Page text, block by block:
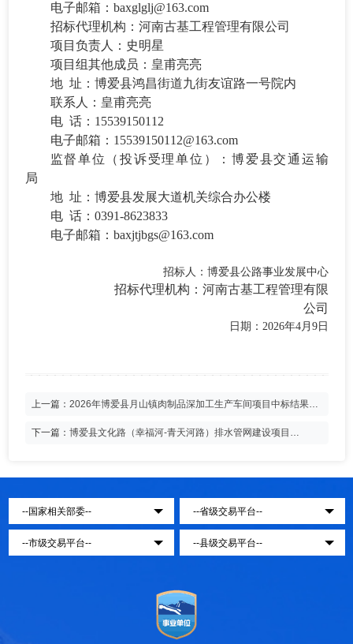
电子邮箱： baxglglj@163.com
招标代理机构：河南古基工程管理有限公司
项目负责人：史明星
项目组其他成员：皇甫亮亮
地 址：博爱县鸿昌街道九街友谊路一号院内
联系人：皇甫亮亮
电 话： 15539150112
电子邮箱： 15539150112@163.com
监督单位（投诉受理单位）
：博爱县交通运输
局
地 址：博爱县发展大道机关综合办公楼
电 话： 0391-8623833
电子邮箱： baxjtjbgs@163.com
招标人：博爱县公路事业发展中心
招标代理机构： 河南古基工程管理有限
公司
日期： 2026年4月 9日
上一篇：2026年博爱县月山镇肉制品深加工生产车间项目中标结果公
下一篇：博爱县文化路（幸福河-青天河路）排水管网建设项目